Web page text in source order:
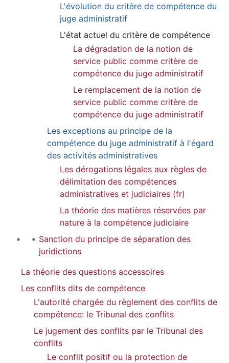
L'évolution du critère de compétence du
juge administratif
L'état actuel du critère de compétence
La dégradation de la notion de
service public comme critère de
compétence du juge administratif
Le remplacement de la notion de
service public comme critère de
compétence du juge administratif
Les exceptions au principe de la
compétence du juge administratif à l'égard
des activités administratives
Les dérogations légales aux règles de
délimitation des compétences
administratives et judiciaires (fr)
La théorie des matières réservées par
nature à la compétence judiciaire
Sanction du principe de séparation des
juridictions
La théorie des questions accessoires
Les conflits dits de compétence
L'autorité chargée du règlement des conflits de
compétence: le Tribunal des conflits
Le jugement des conflits par le Tribunal des
conflits
Le conflit positif ou la protection de